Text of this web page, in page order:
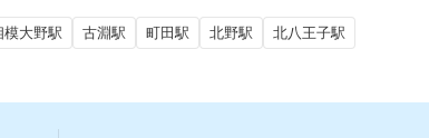
模大野駅 古淵駅 町田駅 北野駅 北八王子駅